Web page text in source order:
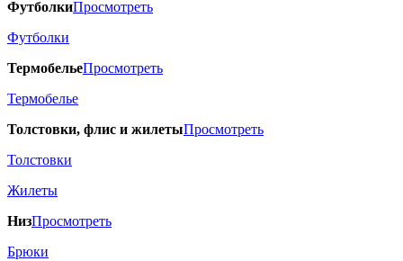
ФутболкиПросмотреть
Футболки
ТермобельеПросмотреть
Термобелье
Толстовки, флис и жилетыПросмотреть
Толстовки
Жилеты
НизПросмотреть
Брюки